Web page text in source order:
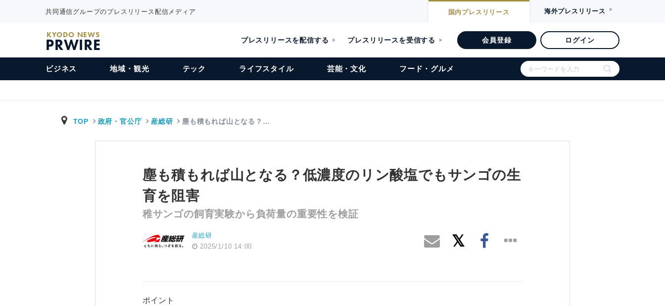
共同通信グループのプレスリリース配信メディア 国内プレスリリース 海外プレスリリース
KYODO NEWS
PRWIRE プレスリリースを配信する プレスリリースを受信する 会員登録 ログイン
ビジネス 地域・観光 テック ライフスタイル 芸能・文化 フード・グルメ
TOP 政府・官公庁 産総研 塵も積もれば山となる？…
塵も積もれば山となる？低濃度のリン酸塩でもサンゴの生
育を阻害
稚サンゴの飼育実験から負荷量の重要性を検証
産総研
2025/1/10 14:00
ポイント